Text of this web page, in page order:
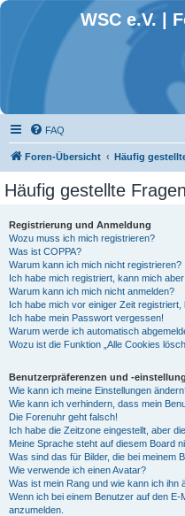
WSC e.V. |
FAQ
Foren-Übersicht Häufig
Häufig gestellte Fragen
Registrierung und Anmeldung
Wozu muss ich mich registrieren?
Was ist COPPA?
Warum kann ich mich nicht registrieren?
Ich habe mich registriert, kann mich
Warum kann ich mich nicht anmelden?
Ich habe mich vor einiger Zeit
Ich habe mein Passwort vergessen!
Warum werde ich automatisch
Wozu ist die Funktion „Alle Cookies
Benutzerpräferenzen und -
Wie kann ich meine Einstellungen
Wie kann ich verhindern, dass mein
Die Forenuhr geht falsch!
Ich habe die Zeitzone eingestellt, aber
Meine Sprache steht auf diesem Board
Was sind das für Bilder, die bei meinem
Wie verwende ich einen Avatar?
Was ist mein Rang und wie kann ich ihn
Wenn ich bei einem Benutzer auf den
anzumelden.